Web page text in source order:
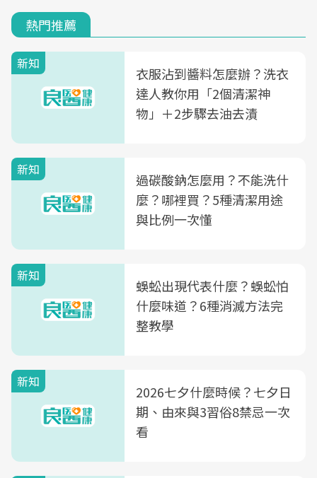
熱門推薦
新知
衣服沾到醬料怎麼辦？洗衣
達人教你用「2個清潔神
物」＋2步驟去油去漬
新知
過碳酸鈉怎麼用？不能洗什
麼？哪裡買？5種清潔用途
與比例一次懂
新知
蜈蚣出現代表什麼？蜈蚣怕
什麼味道？6種消滅方法完
整教學
新知
2026七夕什麼時候？七夕日
期、由來與3習俗8禁忌一次
看